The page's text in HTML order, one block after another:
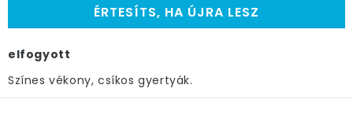
ÉRTESÍTS, HA ÚJRA LESZ
elfogyott
Színes vékony, csíkos gyertyák.